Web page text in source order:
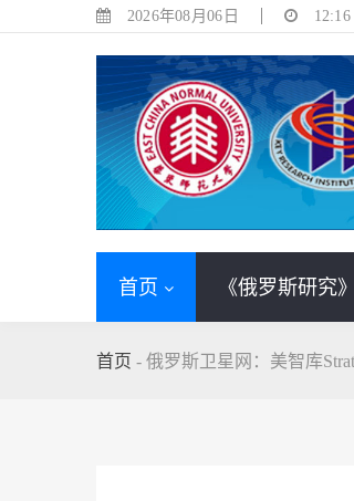
2026年08月06日 12:16
首页 《俄罗斯研究
首页 - 俄罗斯卫星网：美智库